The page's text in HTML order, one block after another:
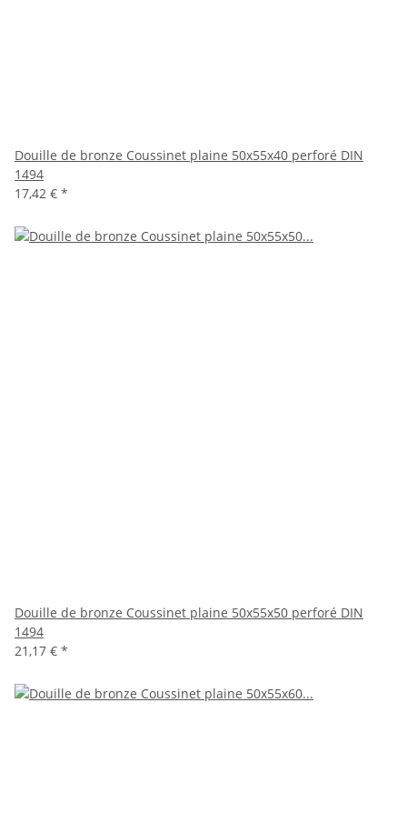
Douille de bronze Coussinet plaine 50x55x40 perforé DIN
1494
17,42 € *
Douille de bronze Coussinet plaine 50x55x50 perforé DIN
1494
21,17 € *